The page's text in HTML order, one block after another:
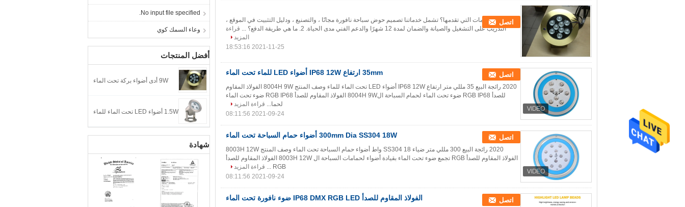
No input file specified.
وعاء السمك كوي
أفضل المنتجات
9W أدى أضواء بركة تحت الماء
1.5W أضواء LED تحت الماء للماء
شهادة
اتصل
1. ما هي الخدمات التي تقدمها؟ تشمل خدماتنا تصميم حوض سباحة نافورة مجانًا ، والتصنيع ، ودليل التثبيت في الموقع ،
التدريب على التشغيل والصيانة والضمان لمدة 12 شهرًا والدعم الفني مدى الحياة. 2. ما هي طريقة الدفع؟ ...
قراءة
المزيد
2021-11-25 18:53:16
35mm ارتفاع IP68 12W أضواء LED للماء تحت الماء اتصل
2020 رائجة البيع 35 مللي متر ارتفاع IP68 12W أضواء LED تحت الماء للماء وصف المنتج 8004H 9W الفولاذ المقاوم
للصدأ RGB IP68 ضوء تحت الماء لحمام السباحة ال8004H 9W الفولاذ المقاوم للصدأ RGB IP68 ضوء تحت الماء
لحما... قراءة المزيد
2021-09-24 08:11:56
300mm Dia SS304 18W أضواء حمام السباحة تحت الماء اتصل
2020 رائجة البيع 300 مللي متر ضياء SS304 18 واط أضواء حمام السباحة تحت الماء وصف المنتج 8003H 12W
الفولاذ المقاوم للصدأ RGB تجمع ضوء تحت الماء بقيادة أضواء لحمامات السباحة ال 8003H 12W الفولاذ المقاوم للصدأ
RGB ...
قراءة المزيد
2021-09-24 08:11:56
الفولاذ المقاوم للصدأ IP68 DMX RGB LED ضوء نافورة تحت الماء اتصل